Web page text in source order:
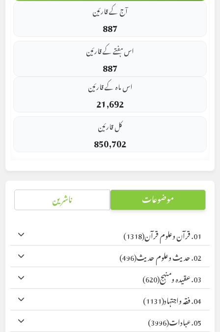
آج کے قارئین
887
اس ہفتے کے قارئین
887
اس ماہ کے قارئین
21,692
کل قارئین
850,702
موضوعات ناشرین
01. قرآن وعلوم قرآن
(1318)
02. حدیث وعلوم حدیث
(496)
03. عقیدہ ومنہج
(620)
04. فقہ واجتہاد
(1131)
05. عبادات
(3996)